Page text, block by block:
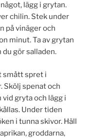
lägg i grytan.
chilin. Stek under
på vinäger och
minut. Ta av grytan
gör salladen.
smått spret i
Skölj spenat och
gryta och lägg i
Under tiden
i tunna skivor. Häll
groddarna,